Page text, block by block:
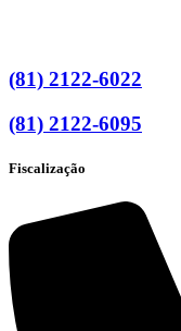
(81) 2122-6022
(81) 2122-6095
Fiscalização